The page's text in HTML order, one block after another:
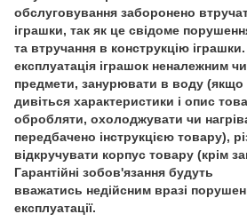
обслуговування заборонено
іграшки, так як це свідоме
та втручання в конструкцію
експлуатація іграшок неналежним
предмети, занурювати в воду (якщо
дивіться характеристики і опис
обробляти, охолоджувати чи
передбачено інструкцією товару),
відкручувати корпус товару (крім
Гарантійні зобов'язання будуть
вважатись недійсним вразі
експлуатації.